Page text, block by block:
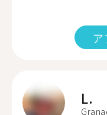
ア
L.